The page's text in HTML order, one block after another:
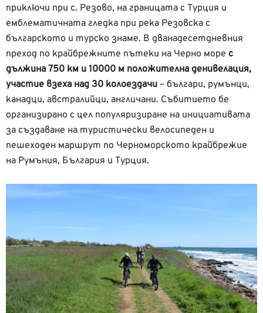
приключи при с. Резово, на границата с Турция и
емблематичната гледка при река Резовска с
българското и турско знаме. В дванадесетдневния
преход по крайбрежните пътеки на Черно море с
дължина 750 км и 10000 м положителна денивелация,
участие взеха над 30 колоездачи – българи, румънци,
канадци, австралийци, англичани. Събитието бе
организирано с цел популяризиране на инициативата
за създаване на туристически велосипеден и
пешеходен маршрут по Черноморското крайбрежие
на Румъния, България и Турция.